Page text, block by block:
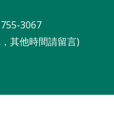
3067
其他時間請留言)